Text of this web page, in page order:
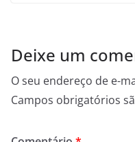
Deixe um
O seu endereço de e-
Campos obrigatórios